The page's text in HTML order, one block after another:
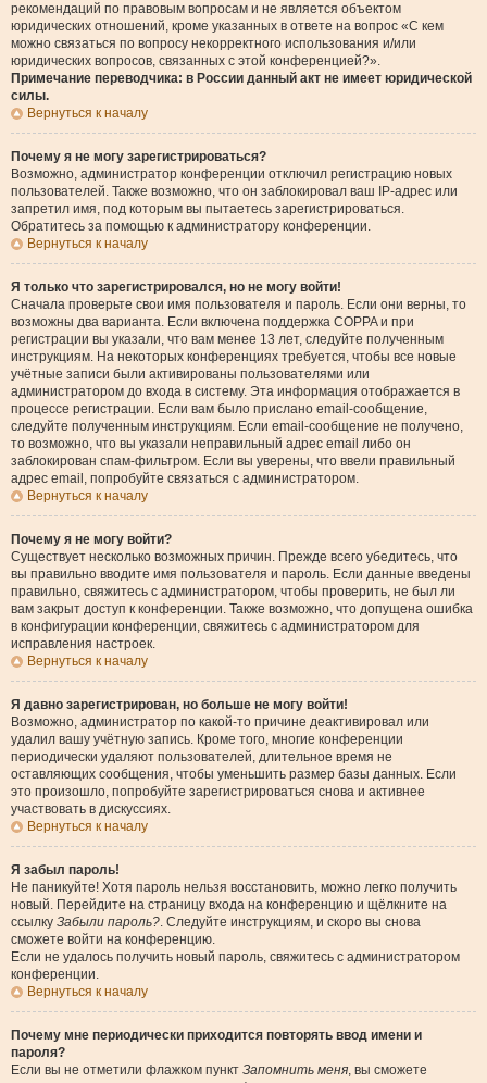
рекомендаций по правовым вопросам и не является объектом
юридических отношений, кроме указанных в ответе на вопрос «С кем
можно связаться по вопросу некорректного использования и/или
юридических вопросов, связанных с этой конференцией?».
Примечание переводчика: в России данный акт не имеет юридической
силы.
Вернуться к началу
Почему я не могу зарегистрироваться?
Возможно, администратор конференции отключил регистрацию новых
пользователей. Также возможно, что он заблокировал ваш IP-адрес или
запретил имя, под которым вы пытаетесь зарегистрироваться.
Обратитесь за помощью к администратору конференции.
Вернуться к началу
Я только что зарегистрировался, но не могу войти!
Сначала проверьте свои имя пользователя и пароль. Если они верны, то
возможны два варианта. Если включена поддержка COPPA и при
регистрации вы указали, что вам менее 13 лет, следуйте полученным
инструкциям. На некоторых конференциях требуется, чтобы все новые
учётные записи были активированы пользователями или
администратором до входа в систему. Эта информация отображается в
процессе регистрации. Если вам было прислано email-сообщение,
следуйте полученным инструкциям. Если email-сообщение не получено,
то возможно, что вы указали неправильный адрес email либо он
заблокирован спам-фильтром. Если вы уверены, что ввели правильный
адрес email, попробуйте связаться с администратором.
Вернуться к началу
Почему я не могу войти?
Существует несколько возможных причин. Прежде всего убедитесь, что
вы правильно вводите имя пользователя и пароль. Если данные введены
правильно, свяжитесь с администратором, чтобы проверить, не был ли
вам закрыт доступ к конференции. Также возможно, что допущена ошибка
в конфигурации конференции, свяжитесь с администратором для
исправления настроек.
Вернуться к началу
Я давно зарегистрирован, но больше не могу войти!
Возможно, администратор по какой-то причине деактивировал или
удалил вашу учётную запись. Кроме того, многие конференции
периодически удаляют пользователей, длительное время не
оставляющих сообщения, чтобы уменьшить размер базы данных. Если
это произошло, попробуйте зарегистрироваться снова и активнее
участвовать в дискуссиях.
Вернуться к началу
Я забыл пароль!
Не паникуйте! Хотя пароль нельзя восстановить, можно легко получить
новый. Перейдите на страницу входа на конференцию и щёлкните на
ссылку Забыли пароль?. Следуйте инструкциям, и скоро вы снова
сможете войти на конференцию.
Если не удалось получить новый пароль, свяжитесь с администратором
конференции.
Вернуться к началу
Почему мне периодически приходится повторять ввод имени и
пароля?
Если вы не отметили флажком пункт Запомнить меня, вы сможете